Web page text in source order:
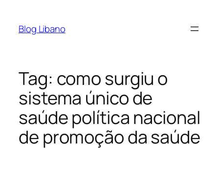
Blog Libano
Tag: como surgiu o
sistema único de
saúde política nacional
de promoção da saúde